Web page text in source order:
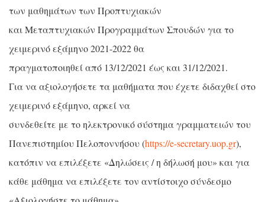
των μαθημάτων των Προπτυχιακών
και Μεταπτυχιακών Προγραμμάτων Σπουδών για το
χειμερινό εξάμηνο 2021-2022 θα
πραγματοποιηθεί από 13/12/2021 έως και 31/12/2021.
Για να αξιολογήσετε τα μαθήματα που έχετε διδαχθεί στο
χειμερινό εξάμηνο, αρκεί να
συνδεθείτε με το ηλεκτρονικό σύστημα γραμματειών του
Πανεπιστημίου Πελοποννήσου (https://e-secretary.uop.gr),
κατόπιν να επιλέξετε «Δηλώσεις / η δήλωσή μου» και για
κάθε μάθημα να επιλέξετε τον αντίστοιχο σύνδεσμο